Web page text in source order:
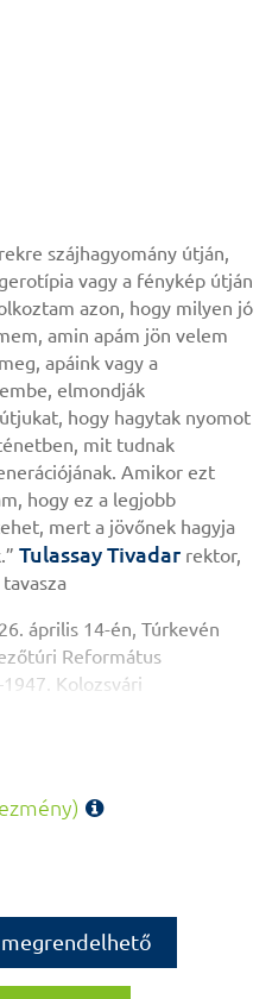
szájhagyomány útján,
vagy a fénykép útján
azon, hogy milyen jó
amin apám jön velem
apáink vagy a
elmondják
hogy hagytak nyomot
mit tudnak
Amikor ezt
hogy ez a legjobb
mert a jövőnek hagyja
Tulassay Tivadar rektor,
április 14-én, Túrkevén
Református
Kolozsvári
1947–1950. Budapesti
kandidátusa / 1957-ben
/ 1968-ban
egyetemi tanára
Egyetem I. Sz.
Intézet intézetigazgató
rektorhelyettes
Akadémia levelező
Akadémia rendes